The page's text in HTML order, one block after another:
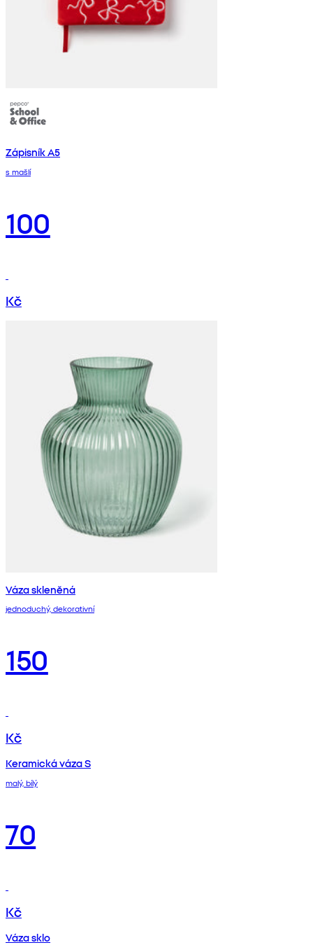
Zápisník A5
s mašlí
100
Kč
Váza skleněná
jednoduchý, dekorativní
150
Kč
Keramická váza S
malý, bílý
70
Kč
Váza sklo